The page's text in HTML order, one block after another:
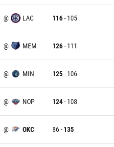
@ LAC 116- 105
@ MEM 126- 111
@ MIN 125- 106
@ NOP 124- 108
@ OKC 86- 135